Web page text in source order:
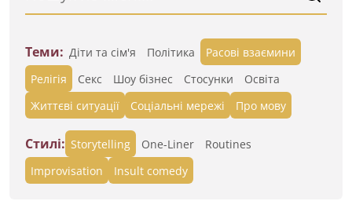
Теми: Діти та сім'я Політика
Расові взаємини
Релігія
Секс Шоу бізнес Стосунки
Освіта
Життєві ситуації
Cоціальні мережі Про мову
Стилі: Storytelling One-Liner
Routines
Improvisation
Insult comedy